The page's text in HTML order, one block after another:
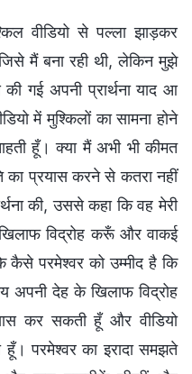
वीडियो से पल्ला झाड़कर
मैं बना रही थी, लेकिन मुझे
गई अपनी प्रार्थना याद आ
में मुश्किलों का सामना होने
हूँ। क्या मैं अभी भी कीमत
का प्रयास करने से कतरा नहीं
की, उससे कहा कि वह मेरी
विद्रोह करूँ और वाकई
परमेश्वर को उम्मीद है कि
अपनी देह के खिलाफ विद्रोह
कर सकती हूँ और वीडियो
परमेश्वर का इरादा समझते